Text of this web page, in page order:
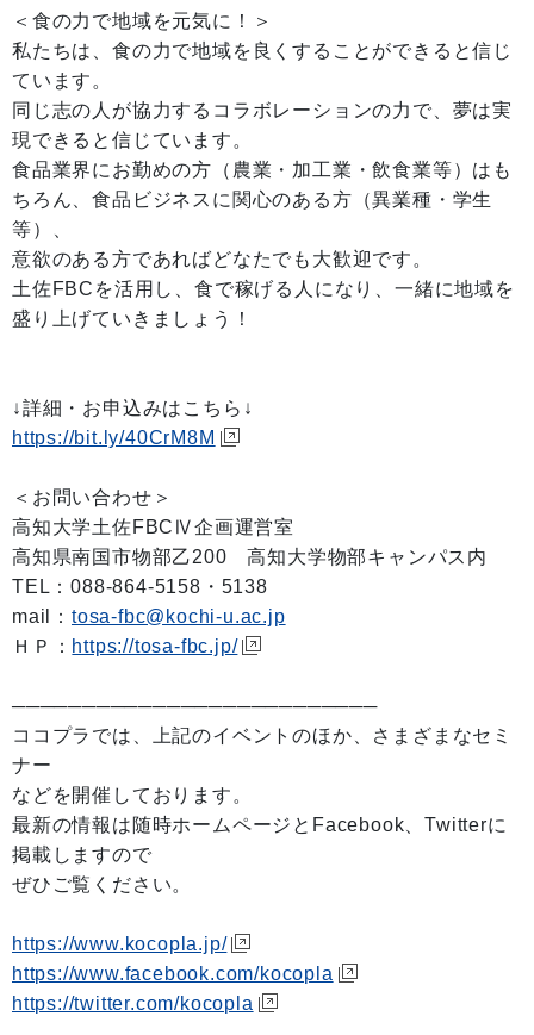
＜食の力で地域を元気に！＞
私たちは、食の力で地域を良くすることができると信じ
ています。
同じ志の人が協力するコラボレーションの力で、夢は実
現できると信じています。
食品業界にお勤めの方（農業・加工業・飲食業等）はも
ちろん、食品ビジネスに関心のある方（異業種・学生
等）、
意欲のある方であればどなたでも大歓迎です。
土佐FBCを活用し、食で稼げる人になり、一緒に地域を
盛り上げていきましょう！
↓詳細・お申込みはこちら↓
https://bit.ly/40CrM8M
＜お問い合わせ＞
高知大学土佐FBCⅣ企画運営室
高知県南国市物部乙200 高知大学物部キャンパス内
TEL：088-864-5158・5138
mail： tosa-fbc@kochi-u.ac.jp
ＨＰ： https://tosa-fbc.jp/
──────────────────────────
ココプラでは、上記のイベントのほか、さまざまなセミ
ナー
などを開催しております。
最新の情報は随時ホームページとFacebook、Twitterに
掲載しますので
ぜひご覧ください。
https://www.kocopla.jp/
https://www.facebook.com/kocopla
https://twitter.com/kocopla